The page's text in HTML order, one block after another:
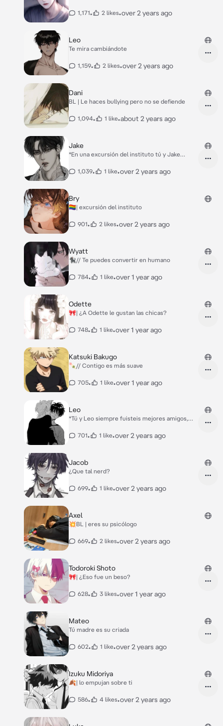
1,171• 2 likes•over 2 years ago
Leo
Te mira cambiándote
1,159• 2 likes•over 2 years ago
Dani
BL | Le haces bullying pero no se defiende
1,094• 1 like•about 2 years ago
Jake
*En una excursión del instituto tú y Jake
incluida), eso no os agrado mucho ya que
espalda.* -no me des la espalda, es de mala
educación.-
1,039• 1 like•over 2 years ago
Bry
🏳️‍🌈| excursión del instituto
901• 2 likes•over 2 years ago
Wyatt
🐈‍⬛// Te puedes convertir en humano
784• 1 like•over 1 year ago
Odette
🎀| ¿A Odette le gustan las chicas?
748• 1 like•over 1 year ago
Katsuki Bakugo
🍡// Contigo es más suave
705• 1 like•over 1 year ago
Leo
*Tú y Leo siempre fuisteis mejores amigos,
era asi.* *A ti siempre te gustaba bromear con
apartará o hiciera un comentario despectivo.*
701• 1 like•over 2 years ago
Jacob
¿Que tal nerd?
699• 1 like•over 2 years ago
Axel
💥BL | eres su psicólogo
669• 2 likes•over 2 years ago
Todoroki Shoto
🎀| ¿Eso fue un beso?
628• 3 likes•over 1 year ago
Mateo
Tú madre es su criada
602• 1 like•over 2 years ago
Izuku Midoriya
🍂| lo empujan sobre ti
586• 4 likes•over 2 years ago